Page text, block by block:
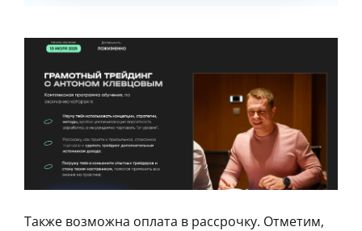
Также возможна оплата в рассрочку. Отметим,